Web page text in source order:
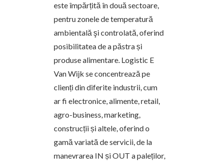
este împărțită în două sectoare,
pentru zonele de temperatură
ambientală şi controlată, oferind
posibilitatea de a păstra și
produse alimentare. Logistic E
Van Wijk se concentrează pe
clienți din diferite industrii, cum
ar fi electronice, alimente, retail,
agro-business, marketing,
construcții și altele, oferind o
gamă variată de servicii, de la
manevrarea IN și OUT a paleților,